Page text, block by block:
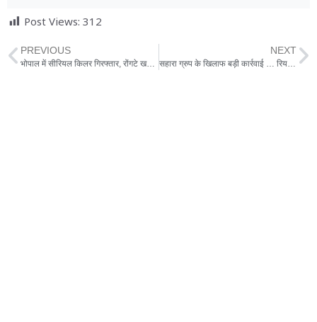
Post Views: 312
PREVIOUS
भोपाल में सीरियल किलर गिरफ्तार, रोंगटे खड़े कर देगी मर्डर के तरीके
NEXT
सहारा ग्रुप के खिलाफ बड़ी कार्रवाई … रियल एस्टेट ऑफिस सील